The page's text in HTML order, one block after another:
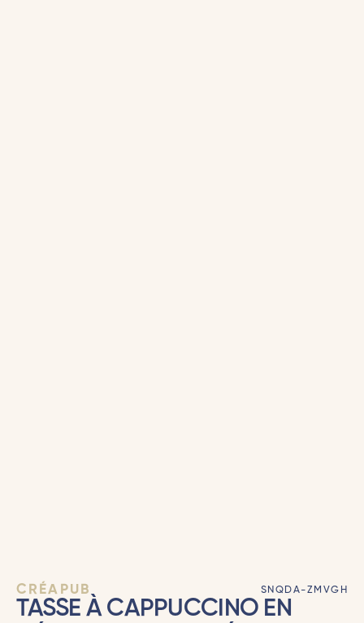
CRÉAPUB SNQDA-ZMVGH
TASSE À CAPPUCCINO EN